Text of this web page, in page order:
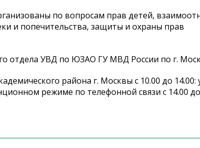
по вопросам прав детей,
и попечительства, защиты и охраны прав
отдела УВД по ЮЗАО ГУ МВД России по г.
района г. Москвы с 10.00 до 14.00:
режиме по телефонной связи с 14.00 до